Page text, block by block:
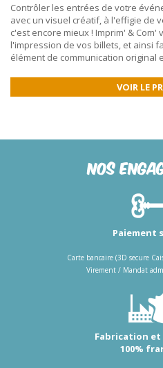
Contrôler les entrées de votre
avec un visuel créatif, à l'effigie de
c'est encore mieux ! Imprim' &
l'impression de vos billets, et ainsi
élément de communication original
VOIR LE
Nos
Paiement
Carte bancaire (3D secure
Virement / Mandat
Fabrication et
100%